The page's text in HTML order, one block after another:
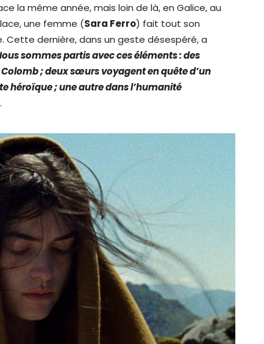
la même année, mais loin de là, en Galice, au
une femme (Sara Ferro) fait tout son
dernière, dans un geste désespéré, a
sommes partis avec ces éléments : des
; deux sœurs voyagent en quête d’un
héroïque ; une autre dans l’humanité